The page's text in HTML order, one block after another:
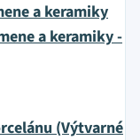
a keramiky
a keramiky -
(Výtvarné